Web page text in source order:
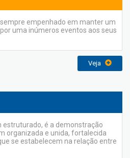
empenhado em manter um
uma inúmeros eventos aos seus
Veja
estruturado, é a demonstração
organizada e unida, fortalecida
se estabelecem na relação entre